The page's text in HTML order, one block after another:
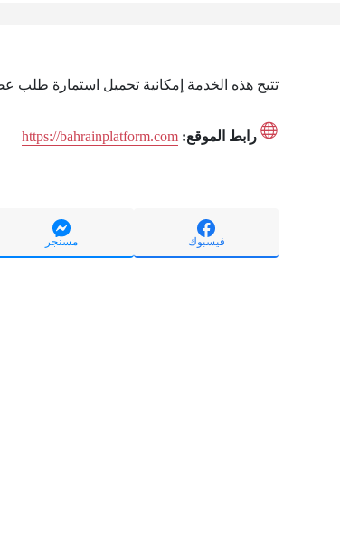
تتيح هذه الخدمة إمكانية تحميل استمارة طلب
رابط الموقع: https://bahrainplatform.com
فيسبوك مسنجر